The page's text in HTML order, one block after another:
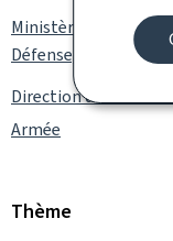
Ministère des
Défense, de la
Direction de la défense
Armée
Thème